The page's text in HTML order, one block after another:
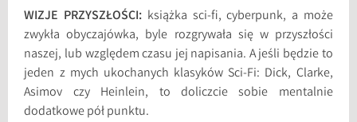
WIZJE PRZYSZŁOŚCI: książka sci-fi, cyberpunk, a może
zwykła obyczajówka, byle rozgrywała się w przyszłości
naszej, lub względem czasu jej napisania. A jeśli będzie to
jeden z mych ukochanych klasyków Sci-Fi: Dick, Clarke,
Asimov czy Heinlein, to doliczcie sobie mentalnie
dodatkowe pół punktu.